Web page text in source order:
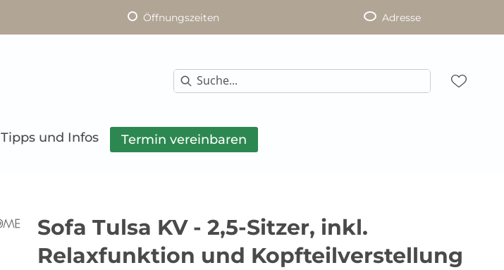
Öffnungszeiten Adresse
Tipps und Infos Termin vereinbaren
Sofa Tulsa KV - 2,5-Sitzer, inkl.
Relaxfunktion und Kopfteilverstellung